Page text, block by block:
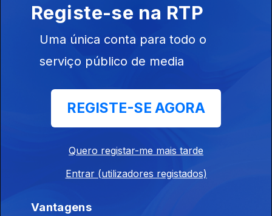
JMJ - 5º Hora de 1 de agosto
01 ago. 2023
VII para acompanhar a Jornada Mundial da Juventude 2023,
que este ano decorre em Portugal.
Começa hoje a Jornada Mundial da Juventude, em Lisboa. A
Antena 1 marca presença no parque Eduardo VII onde desde
todos os cantos do mundo.
Registe-se na RTP
Uma única conta para todo o
serviço público de media
REGISTE-SE AGORA
Quero registar-me mais tarde
Entrar (utilizadores registados)
Vantagens